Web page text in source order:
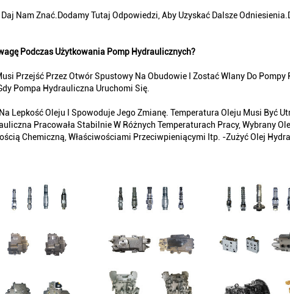
Nam Znać.Dodamy Tutaj Odpowiedzi, Aby Uzyskać Dalsze
Podczas Użytkowania Pomp Hydraulicznych?
Przejść Przez Otwór Spustowy Na Obudowie I Zostać Wlany Do
Pompa Hydrauliczna Uruchomi Się.
Lepkość Oleju I Spowoduje Jego Zmianę. Temperatura Oleju Musi
Pracowała Stabilnie W Różnych Temperaturach Pracy, Wybrany
Chemiczną, Właściwościami Przeciwpieniącymi Itp. -zużyć Olej